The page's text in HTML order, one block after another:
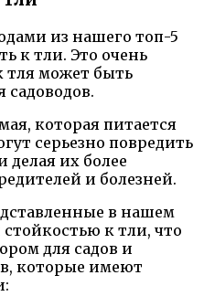
из нашего топ-5
к тли. Это очень
тля может быть
садоводов.
которая питается
серьезно повредить
делая их более
и болезней.
в нашем
к тли, что
для садов и
которые имеют